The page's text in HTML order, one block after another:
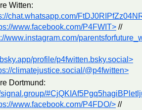
Witten:
chat.whatsapp.com/
www.facebook.com/P4FWIT> //
www.instagram.com/
profile/p4fwitten.bsky.social>
climatejustice.social/@p4fwitten>
Dortmund:
signal.group/
www.facebook.com/P4FDO/> //